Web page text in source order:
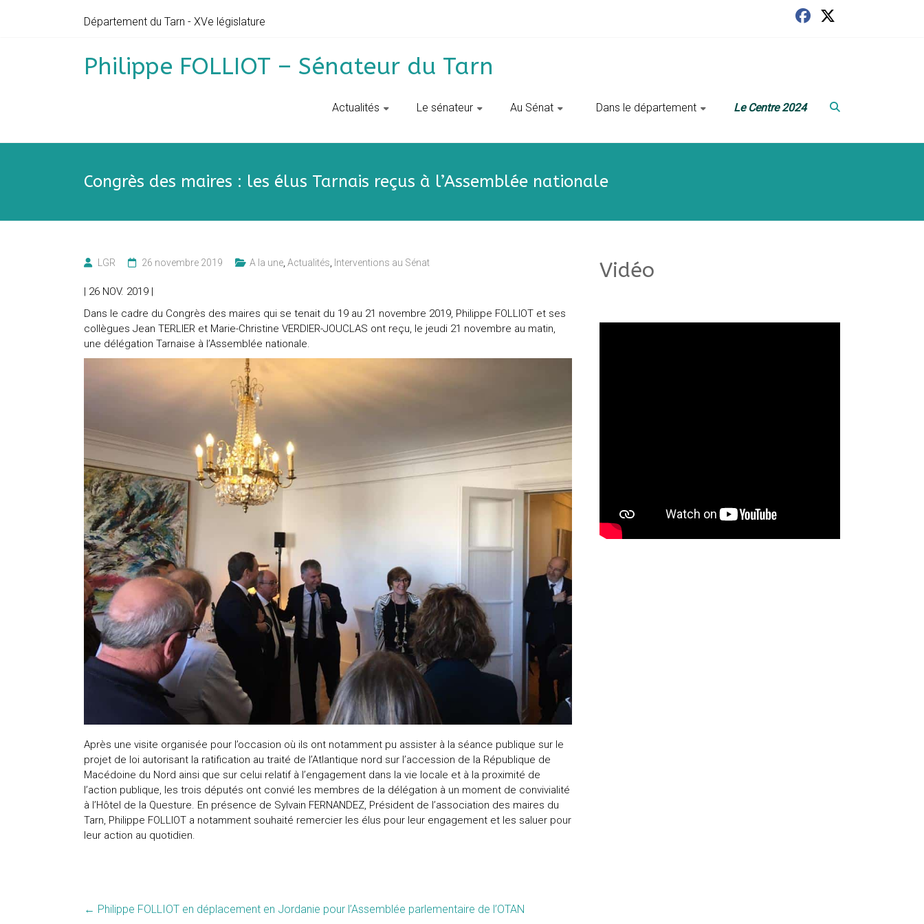
Département du Tarn - XVe législature
Philippe FOLLIOT – Sénateur du Tarn
Actualités Le sénateur Au Sénat ‎ ‎ Dans le département Le Centre 2024
Congrès des maires : les élus Tarnais reçus à l’Assemblée nationale
LGR 26 novembre 2019 A la une Actualités Interventions au Sénat
| 26 NOV. 2019 |
Dans le cadre du Congrès des maires qui se tenait du 19 au 21 novembre 2019, Philippe FOLLIOT et ses
collègues Jean TERLIER et Marie-Christine VERDIER-JOUCLAS ont reçu, le jeudi 21 novembre au matin,
une délégation Tarnaise à l’Assemblée nationale.
Après une visite organisée pour l’occasion où ils ont notamment pu assister à la séance publique sur le
projet de loi autorisant la ratification au traité de l’Atlantique nord sur l’accession de la République de
Macédoine du Nord ainsi que sur celui relatif à l’engagement dans la vie locale et à la proximité de
l’action publique, les trois députés ont convié les membres de la délégation à un moment de convivialité
à l’Hôtel de la Questure. En présence de Sylvain FERNANDEZ, Président de l’association des maires du
Tarn, Philippe FOLLIOT a notamment souhaité remercier les élus pour leur engagement et les saluer pour
leur action au quotidien.
← Philippe FOLLIOT en déplacement en Jordanie pour l’Assemblée parlementaire de l’OTAN
Vidéo